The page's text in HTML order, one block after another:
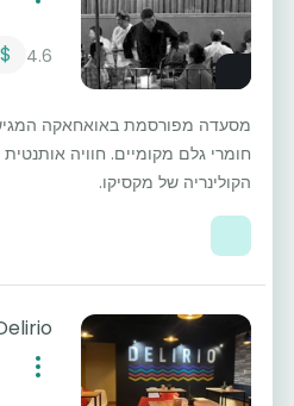
4.6
מסעדה מפורסמת באואחאקה
חומרי גלם מקומיים. חוויה
הקולינריה של מקסיקו.